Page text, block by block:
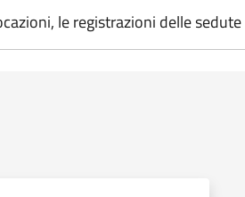
le registrazioni delle